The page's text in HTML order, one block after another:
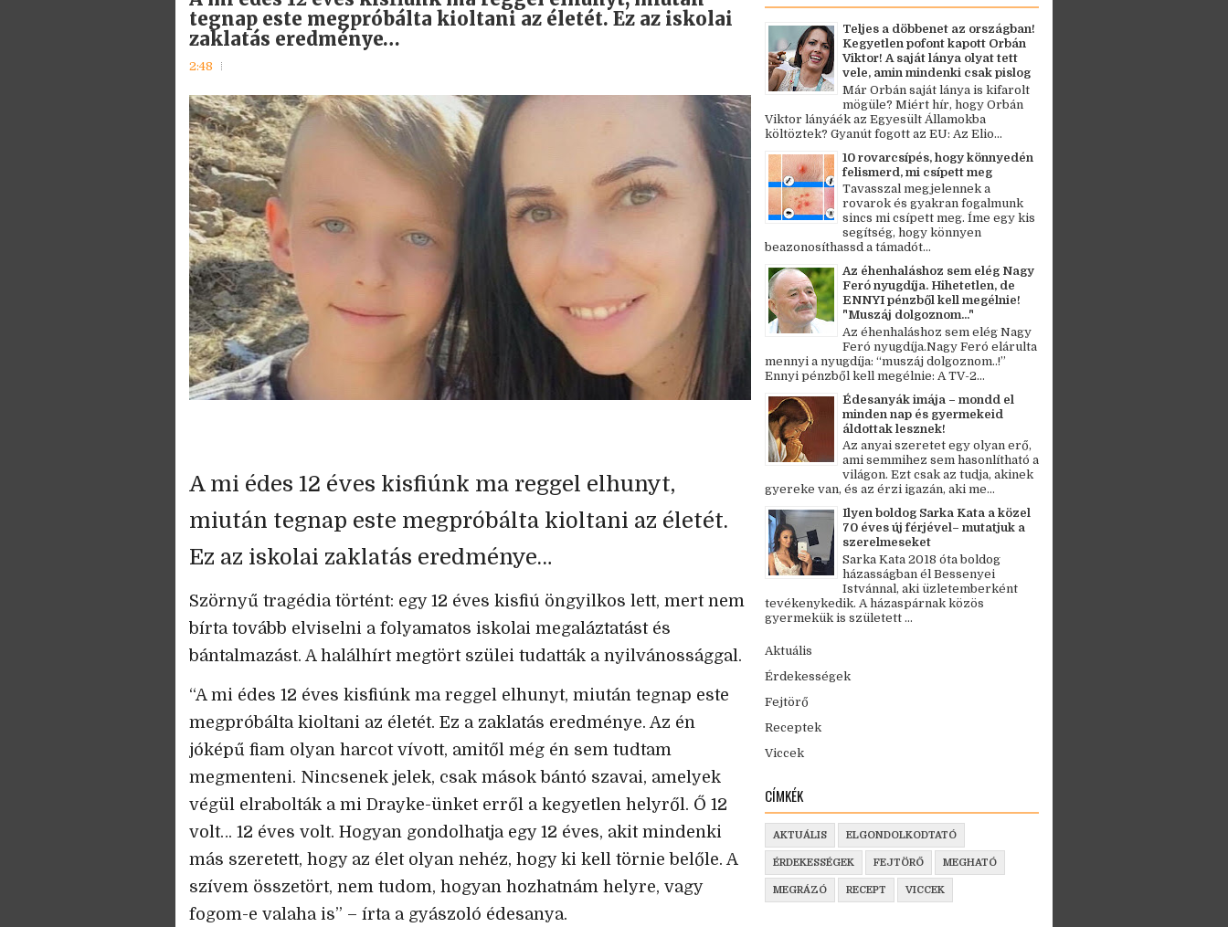
tegnap este megpróbálta kioltani az életét. Ez az iskolai
zaklatás eredménye…
2:48
A mi édes 12 éves kisfiúnk ma reggel elhunyt,
miután tegnap este megpróbálta kioltani az életét.
Ez az iskolai zaklatás eredménye…
Szörnyű tragédia történt: egy 12 éves kisfiú öngyilkos lett, mert nem
bírta tovább elviselni a folyamatos iskolai megaláztatást és
bántalmazást. A halálhírt megtört szülei tudatták a nyilvánossággal.
“A mi édes 12 éves kisfiúnk ma reggel elhunyt, miután tegnap este
megpróbálta kioltani az életét. Ez a zaklatás eredménye. Az én
jóképű fiam olyan harcot vívott, amitől még én sem tudtam
megmenteni. Nincsenek jelek, csak mások bántó szavai, amelyek
végül elrabolták a mi Drayke-ünket erről a kegyetlen helyről. Ő 12
volt… 12 éves volt. Hogyan gondolhatja egy 12 éves, akit mindenki
más szeretett, hogy az élet olyan nehéz, hogy ki kell törnie belőle. A
szívem összetört, nem tudom, hogyan hozhatnám helyre, vagy
fogom-e valaha is” – írta a gyászoló édesanya.
Teljes a döbbenet az országban!
Kegyetlen pofont kapott Orbán
Viktor! A saját lánya olyat tett
vele, amin mindenki csak pislog
Már Orbán saját lánya is kifarolt
mögüle? Miért hír, hogy Orbán
Viktor lányáék az Egyesült Államokba
költöztek? Gyanút fogott az EU: Az Elio...
10 rovarcsípés, hogy könnyedén
felismerd, mi csípett meg
Tavasszal megjelennek a
rovarok és gyakran fogalmunk
sincs mi csípett meg. Íme egy kis
segítség, hogy könnyen
beazonosíthassd a támadót...
Az éhenhaláshoz sem elég Nagy
Feró nyugdíja. Hihetetlen, de
ENNYI pénzből kell megélnie!
"Muszáj dolgoznom..."
Az éhenhaláshoz sem elég Nagy
Feró nyugdíja.Nagy Feró elárulta
mennyi a nyugdíja: “muszáj dolgoznom..!”
Ennyi pénzből kell megélnie: A TV-2...
Édesanyák imája – mondd el
minden nap és gyermekeid
áldottak lesznek!
Az anyai szeretet egy olyan erő,
ami semmihez sem hasonlítható a
világon. Ezt csak az tudja, akinek
gyereke van, és az érzi igazán, aki me...
Ilyen boldog Sarka Kata a közel
70 éves új férjével– mutatjuk a
szerelmeseket
Sarka Kata 2018 óta boldog
házasságban él Bessenyei
Istvánnal, aki üzletemberként
tevékenykedik. A házaspárnak közös
gyermekük is született ...
Aktuális
Érdekességek
Fejtörő
Receptek
Viccek
CÍMKÉK
AKTUÁLIS ELGONDOLKODTATÓ
ÉRDEKESSÉGEK FEJTÖRŐ MEGHATÓ
MEGRÁZÓ RECEPT VICCEK